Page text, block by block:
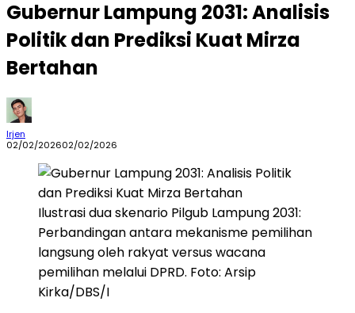
Gubernur Lampung 2031: Analisis
Politik dan Prediksi Kuat Mirza
Bertahan
Irjen
02/02/202602/02/2026
Ilustrasi dua skenario Pilgub Lampung 2031:
Perbandingan antara mekanisme pemilihan
langsung oleh rakyat versus wacana
pemilihan melalui DPRD. Foto: Arsip
Kirka/DBS/I